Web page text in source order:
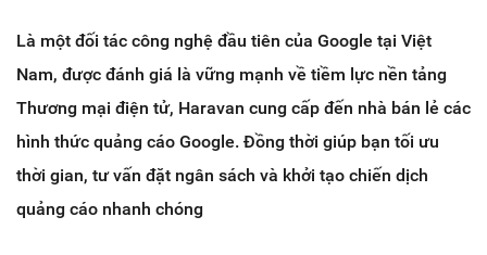
Là một đối tác công nghệ đầu tiên của Google tại Việt
Nam, được đánh giá là vững mạnh về tiềm lực nền tảng
Thương mại điện tử, Haravan cung cấp đến nhà bán lẻ các
hình thức quảng cáo Google. Đồng thời giúp bạn tối ưu
thời gian, tư vấn đặt ngân sách và khởi tạo chiến dịch
quảng cáo nhanh chóng